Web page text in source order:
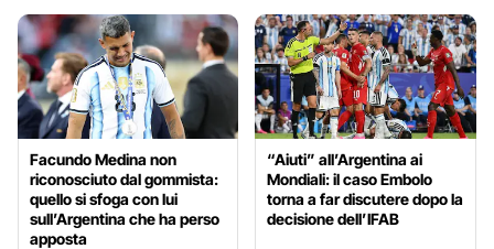
Facundo Medina non
riconosciuto dal gommista:
quello si sfoga con lui
sull’Argentina che ha perso
apposta
“Aiuti” all’Argentina ai
Mondiali: il caso Embolo
torna a far discutere dopo la
decisione dell’IFAB